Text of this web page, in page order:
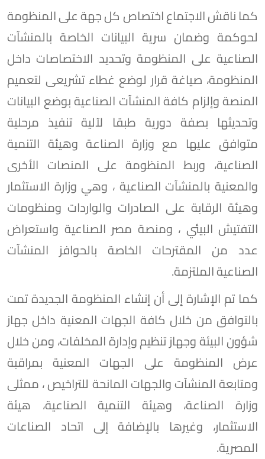
كما ناقش الاجتماع اختصاص كل جهة على المنظومة
لحوكمة وضمان سرية البيانات الخاصة بالمنشآت
الصناعية على المنظومة وتحديد الاختصاصات داخل
المنظومة، صياغة قرار لوضع غطاء تشريعى لتعميم
المنصة وإلزام كافة المنشآت الصناعية بوضع البيانات
وتحديثها بصفة دورية طبقا لآلية تنفيذ مرحلية
متوافق عليها مع وزارة الصناعة وهيئة التنمية
الصناعية، وربط المنظومة على المنصات الأخرى
والمعنية بالمنشآت الصناعية ، وهي وزارة الاستثمار
وهيئة الرقابة على الصادرات والواردات ومنظومات
التفتيش البيئي ، ومنصة مصر الصناعية واستعراض
عدد من المقترحات الخاصة بالحوافز المنشآت
الصناعية الملتزمة.
كما تم الإشارة إلى أن إنشاء المنظومة الجديدة تمت
بالتوافق من خلال كافة الجهات المعنية داخل جهاز
شؤون البيئة وجهاز تنظيم وإدارة المخلفات، ومن خلال
عرض المنظومة على الجهات المعنية بمراقبة
ومتابعة المنشآت والجهات المانحة للتراخيص ، ممثلى
وزارة الصناعة، وهيئة التنمية الصناعية، هيئة
الاستثمار، وغيرها بالإضافة إلى اتحاد الصناعات
المصرية.